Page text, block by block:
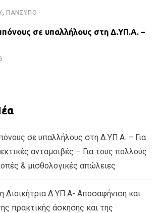
, ΠΑΝΣΥΠΟ
σε υπαλλήλους στη Δ.ΥΠ.Α. –
σε υπαλλήλους στη Δ.ΥΠ.Α. – Για
ανταμοιβές – Για τους πολλούς
& μισθολογικές απώλειες
Διοικήτρια Δ.ΥΠ.Α- Αποσαφήνιση και
πρακτικής άσκησης και της